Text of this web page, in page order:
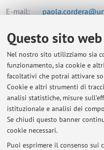
Questo sito
Nel nostro sito utilizziamo sia
funzionamento, sia cookie e
facoltativi che potrai attivare
Cookie e altri strumenti di
analisi statistiche, misure
istituzionale e analisi dei
Se chiudi questo banner
cookie necessari.
Puoi esprimere il consenso
E-mail:
Alma Mater Studiorum -
Via Zamboni 33, Bologna -
Orario di ricevimento
Su appuntamento, previa